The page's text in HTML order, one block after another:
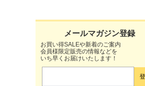
お買い得SALEや新着のご案内
会員様限定販売の情報などを
いち早くお届けいたします！